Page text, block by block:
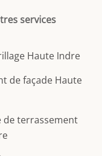
services
Haute Indre
de façade Haute
de terrassement